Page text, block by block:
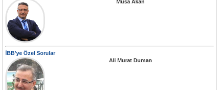
Musa Akan
İBB'ye Özel Sorular
Ali Murat Duman